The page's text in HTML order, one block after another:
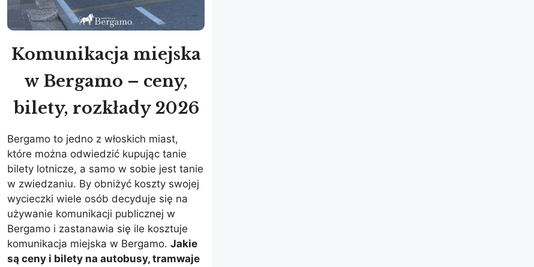
Komunikacja miejska
w Bergamo – ceny,
bilety, rozkłady 2026
Bergamo to jedno z włoskich miast,
które można odwiedzić kupując tanie
bilety lotnicze, a samo w sobie jest tanie
w zwiedzaniu. By obniżyć koszty swojej
wycieczki wiele osób decyduje się na
używanie komunikacji publicznej w
Bergamo i zastanawia się ile kosztuje
komunikacja miejska w Bergamo. Jakie
są ceny i bilety na autobusy, tramwaje